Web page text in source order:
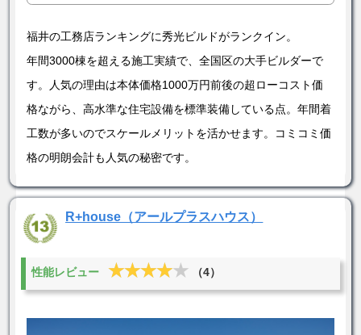
福井の工務店ランキングに秀光ビルドがランクイン。
年間3000棟を超える施工実績で、全国区の大手ビルダーで
す。人気の理由は本体価格1000万円前後の超ローコスト価
格ながら、高水準な住宅設備を標準装備している点。年間着
工数が多いのでスケールメリットを活かせます。コミコミ価
格の明朗会計も人気の秘密です。
R+house（アールプラスハウス）
性能レビュー ★★★★★
★★★★★ （4）